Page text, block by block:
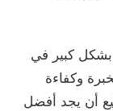
كبير في
وكفاءة
أن يجد أفضل